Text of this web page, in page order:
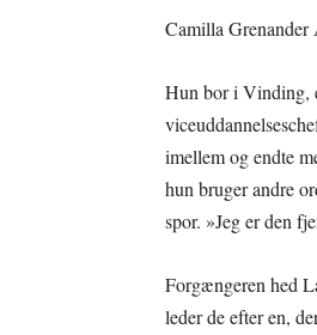
Camilla Grenander
Hun bor i Vinding,
imellem og endte
hun bruger andre
spor. »Jeg er den
Forgængeren hed
leder de efter en,